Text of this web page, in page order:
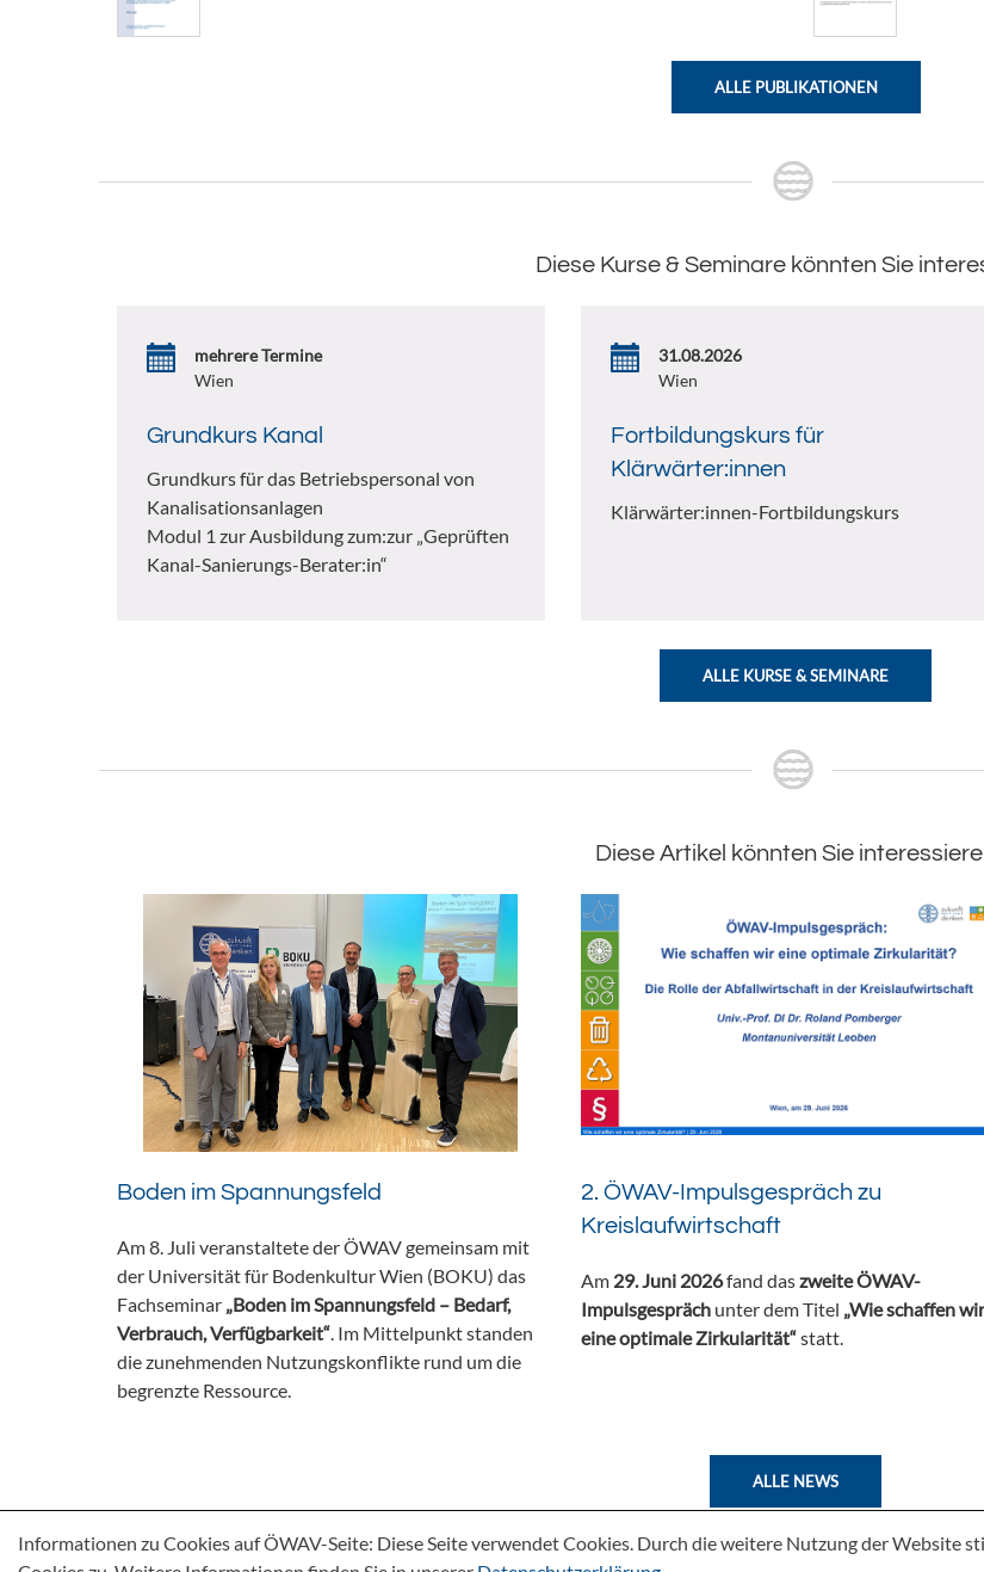
ALLE PUBLIKATIONEN
Diese Kurse & Seminare könnten Sie
mehrere Termine
Wien
Grundkurs Kanal
Grundkurs für das Betriebspersonal von
Kanalisationsanlagen
Modul 1 zur Ausbildung zum:zur „Geprüften
Kanal-Sanierungs-Berater:in“
31.08.2026
Wien
Fortbildungskurs für
Klärwärter:innen
Klärwärter:innen-Fortbildungskurs
ALLE KURSE & SEMINARE
Diese Artikel könnten Sie
Boden im Spannungsfeld
Am 8. Juli veranstaltete der ÖWAV gemeinsam mit
der Universität für Bodenkultur Wien (BOKU) das
Fachseminar „Boden im Spannungsfeld – Bedarf,
Verbrauch, Verfügbarkeit“. Im Mittelpunkt standen
die zunehmenden Nutzungskonflikte rund um die
begrenzte Ressource.
2. ÖWAV-Impulsgespräch zu
Kreislaufwirtschaft
Am 29. Juni 2026fand daszweite ÖWAV-
Impulsgespräch unter dem Titel „Wie schaffen
eine optimale Zirkularität“statt.
ALLE NEWS
Informationen zu Cookies auf ÖWAV-Seite: Diese Seite verwendet Cookies. Durch die weitere Nutzung der Website